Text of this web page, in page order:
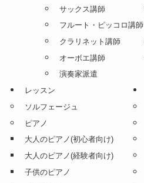
サックス講師
フルート・ピッコロ講師
クラリネット講師
オーボエ講師
演奏家派遣
レッスン
ソルフェージュ
ピアノ
大人のピアノ(初心者向け)
大人のピアノ(経験者向け)
子供のピアノ